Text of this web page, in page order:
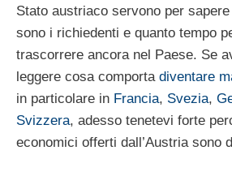
Stato austriaco servono per
sono i richiedenti e quanto tempo
trascorrere ancora nel Paese. Se
leggere cosa comporta diventare
in particolare in Francia, Svezia,
Svizzera, adesso tenetevi forte
economici offerti dall’Austria sono